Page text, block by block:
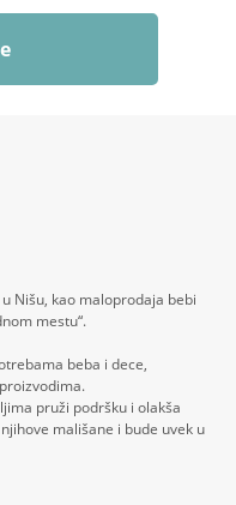
Nišu, kao maloprodaja bebi
mestu“.
beba i dece,
pruži podršku i olakša
mališane i bude uvek u